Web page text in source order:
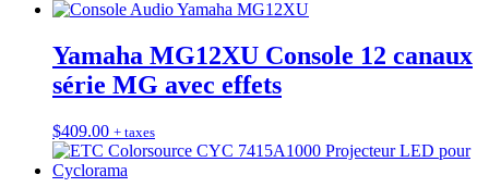
Yamaha MG12XU Console 12 canaux
série MG avec effets
$409.00 + taxes